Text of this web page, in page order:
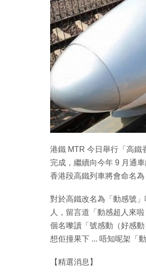
港鐵 MTR 今日舉行「高鐵
完成，繼續向今年 9 月通
香港段高鐵列車將會命名為
對於高鐵改名為「動感號
人，留言道「動感超人來
個名嚟讀「號感動（好感
想佢撞果下 ... 唔知呢架「
【精選消息】